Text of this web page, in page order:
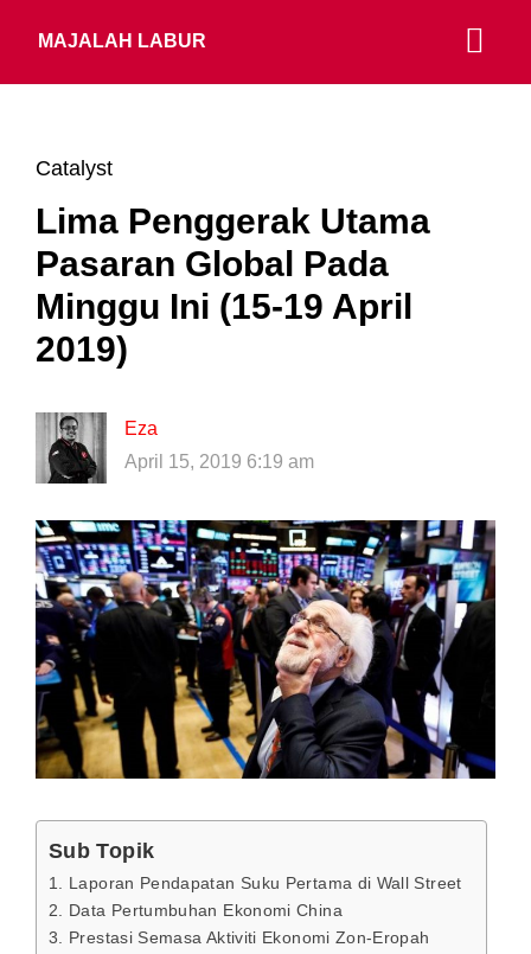
MAJALAH LABUR
Catalyst
Lima Penggerak Utama
Pasaran Global Pada
Minggu Ini (15-19 April
2019)
Eza
April 15, 2019 6:19 am
Sub Topik
1. Laporan Pendapatan Suku Pertama di Wall Street
2. Data Pertumbuhan Ekonomi China
3. Prestasi Semasa Aktiviti Ekonomi Zon-Eropah